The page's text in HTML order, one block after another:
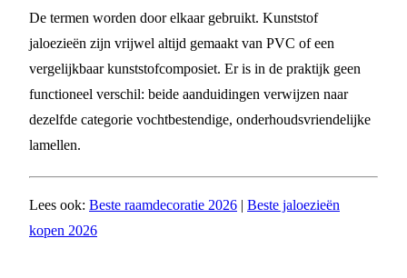
De termen worden door elkaar gebruikt. Kunststof
jaloezieën zijn vrijwel altijd gemaakt van PVC of een
vergelijkbaar kunststofcomposiet. Er is in de praktijk geen
functioneel verschil: beide aanduidingen verwijzen naar
dezelfde categorie vochtbestendige, onderhoudsvriendelijke
lamellen.
Lees ook: Beste raamdecoratie 2026 | Beste jaloezieën
kopen 2026